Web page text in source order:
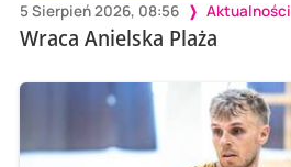
5 Sierpień 2026, 08:56 Aktualności
Wraca Anielska Plaża